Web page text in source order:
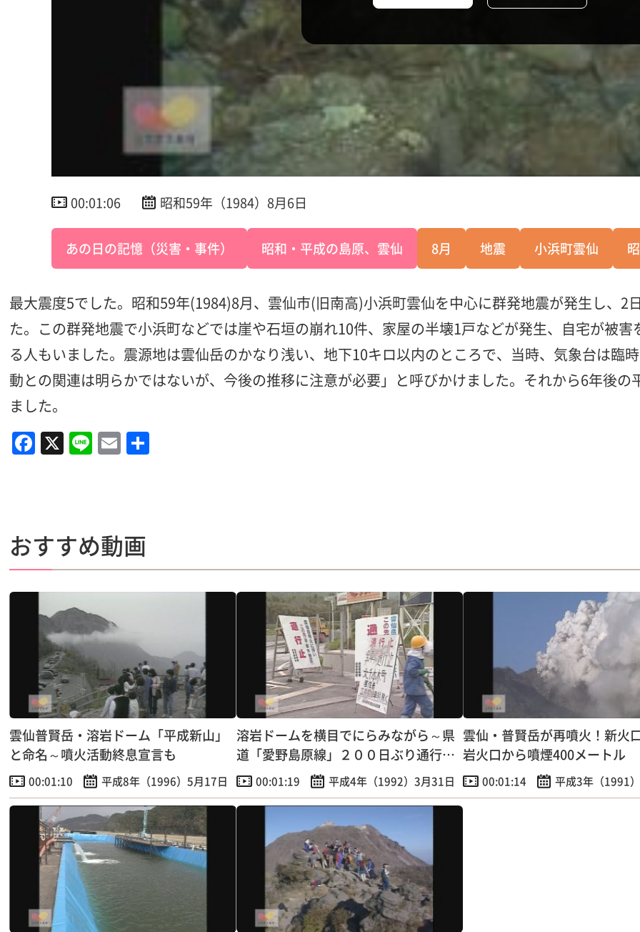
00:01:06 昭和59年（1984）8月6日
あの日の記憶（災害・事件） 昭和・平成の島原、雲仙 8月 地震 小浜町雲仙
最大震度5でした。昭和59年(1984)8月、雲仙市(旧南高)小浜町雲仙を中心に群発地震が発生し、2
た。この群発地震で小浜町などでは崖や石垣の崩れ10件、家屋の半壊1戸などが発生、自宅が被
る人もいました。震源地は雲仙岳のかなり浅い、地下10キロ以内のところで、当時、気象台は臨
動との関連は明らかではないが、今後の推移に注意が必要」と呼びかけました。それから6年後
ました。
F
a
b
o
o
k
X Li
n
E
m
おすすめ動画
雲仙普賢岳・溶岩ドーム「平成新山」
と命名～噴火活動終息宣言も
00:01:10 平成8年（1996）5月17日
溶岩ドームを横目でにらみながら～県
道「愛野島原線」２００日ぶり通行再
開！00:01:19 平成4年（1992）3月31日
雲仙・普賢岳が再噴火！新火
岩火口から噴煙400メートル
00:01:14 平成3年（1991